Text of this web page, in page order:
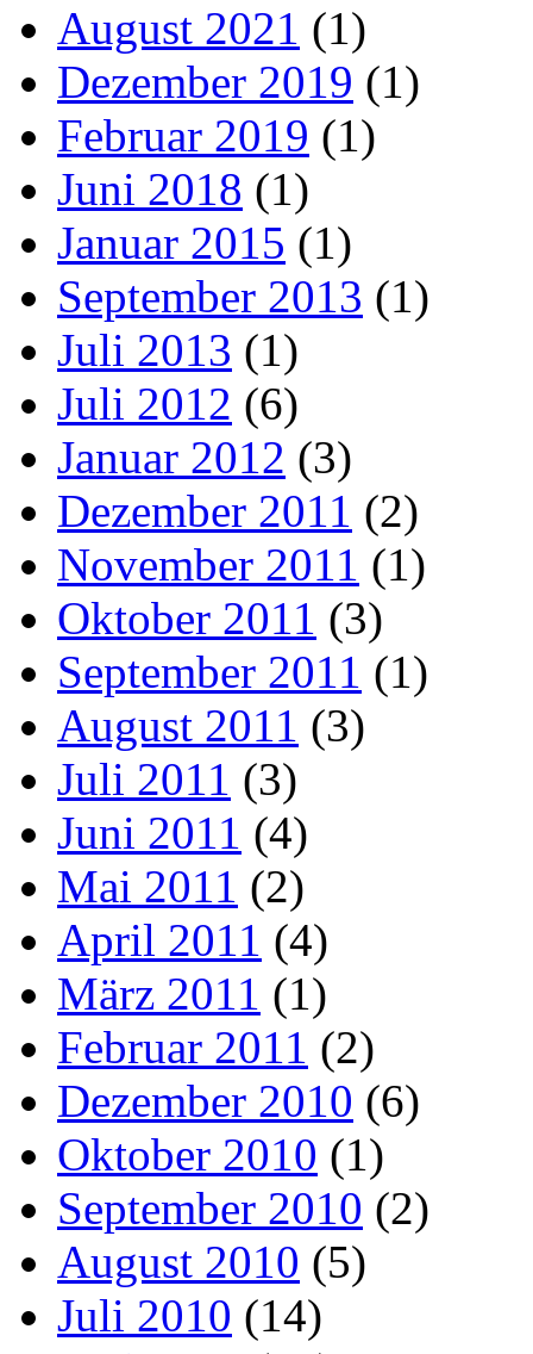
August 2021 (1)
Dezember 2019 (1)
Februar 2019 (1)
Juni 2018 (1)
Januar 2015 (1)
September 2013 (1)
Juli 2013 (1)
Juli 2012 (6)
Januar 2012 (3)
Dezember 2011 (2)
November 2011 (1)
Oktober 2011 (3)
September 2011 (1)
August 2011 (3)
Juli 2011 (3)
Juni 2011 (4)
Mai 2011 (2)
April 2011 (4)
März 2011 (1)
Februar 2011 (2)
Dezember 2010 (6)
Oktober 2010 (1)
September 2010 (2)
August 2010 (5)
Juli 2010 (14)